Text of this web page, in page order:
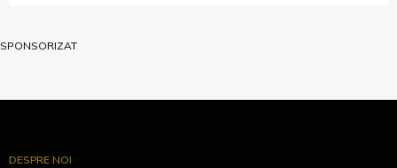
SPONSORIZAT
DESPRE NOI